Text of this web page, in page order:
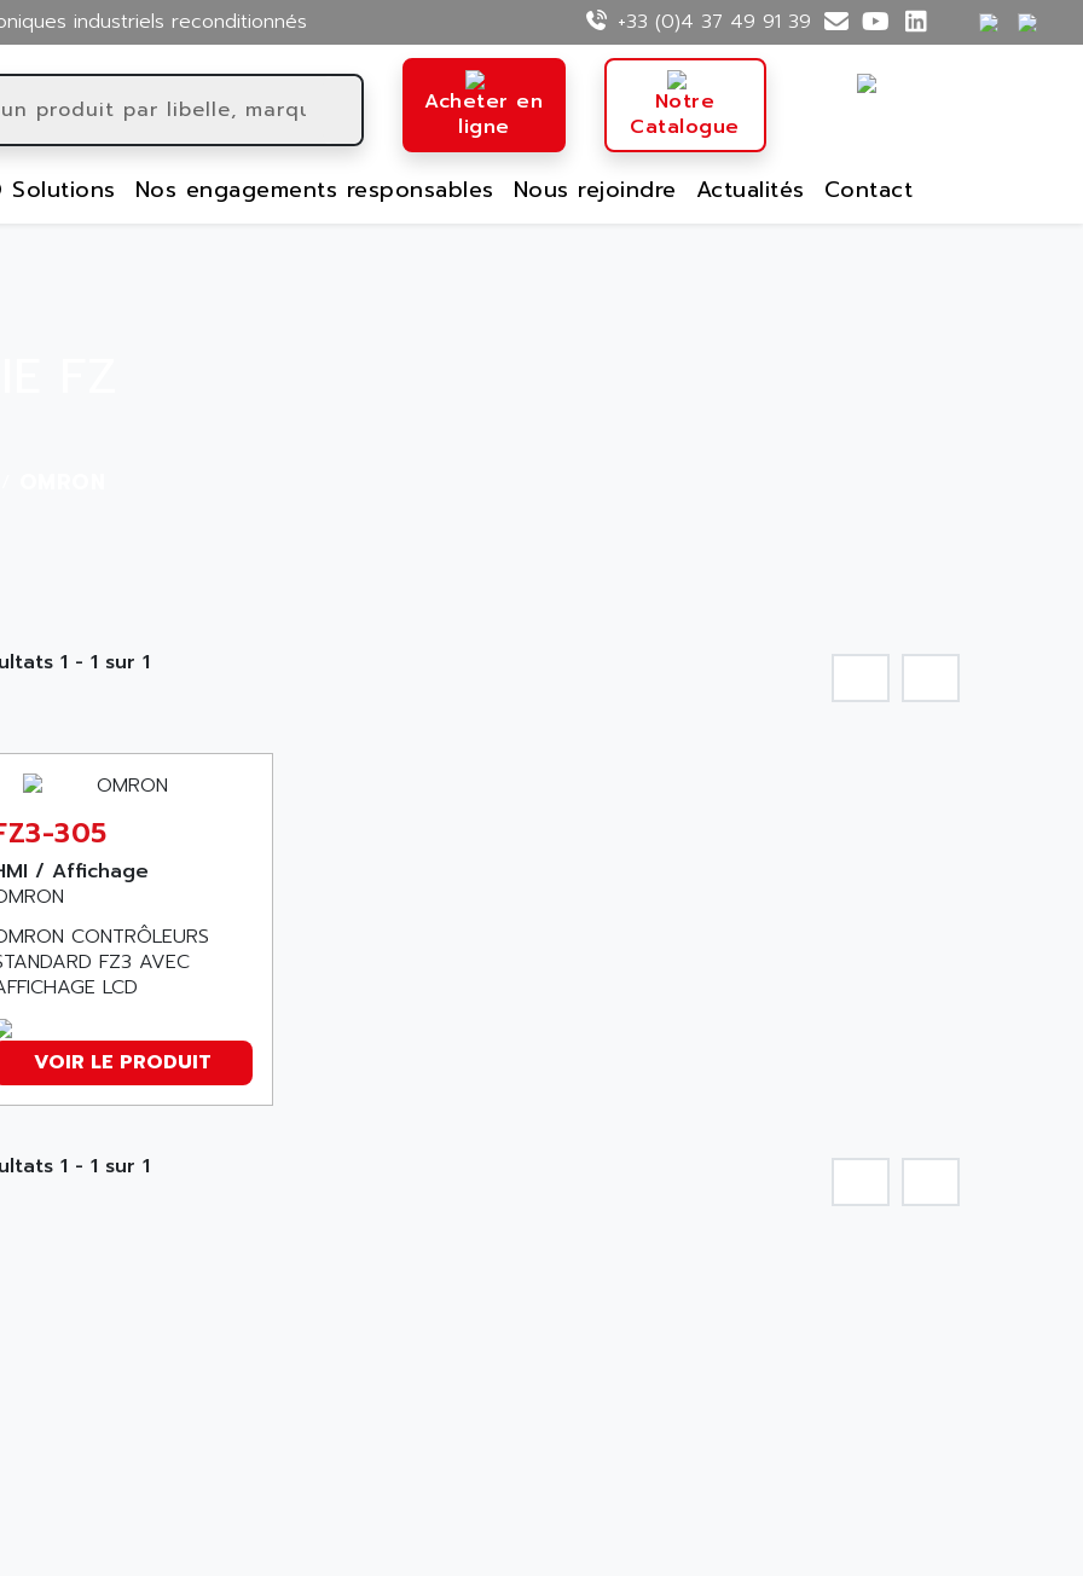
industriels reconditionnés +33 (0)4 37 49 91 39
Acheter en
ligne
Notre
Catalogue
Solutions Nos engagements responsables Nous rejoindre Actualités Contact
1 - 1 sur 1
305
/ Affichage
CONTRÔLEURS
FZ3 AVEC
LCD
VOIR LE PRODUIT
1 - 1 sur 1